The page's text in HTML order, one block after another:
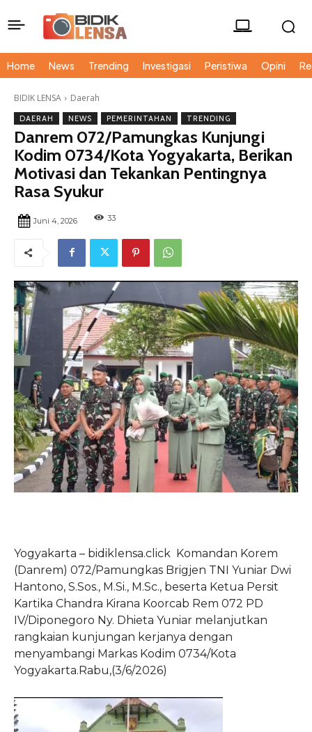
Home News Trending Investigasi Peristiwa Opini
BIDIK LENSA Daerah
DAERAH NEWS PEMERINTAHAN TRENDING
Danrem 072/Pamungkas Kunjungi
Kodim 0734/Kota Yogyakarta, Berikan
Motivasi dan Tekankan Pentingnya
Rasa Syukur
Juni 4, 2026 33
Yogyakarta – bidiklensa.click Komandan Korem
(Danrem) 072/Pamungkas Brigjen TNI Yuniar Dwi
Hantono, S.Sos., M.Si., M.Sc., beserta Ketua Persit
Kartika Chandra Kirana Koorcab Rem 072 PD
IV/Diponegoro Ny. Dhieta Yuniar melanjutkan
rangkaian kunjungan kerjanya dengan
menyambangi Markas Kodim 0734/Kota
Yogyakarta.Rabu,(3/6/2026)